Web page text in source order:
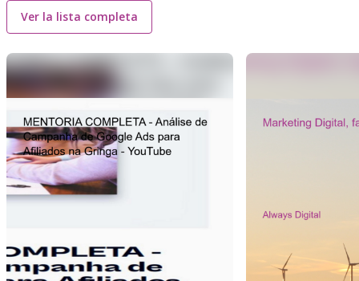
Ver la lista completa